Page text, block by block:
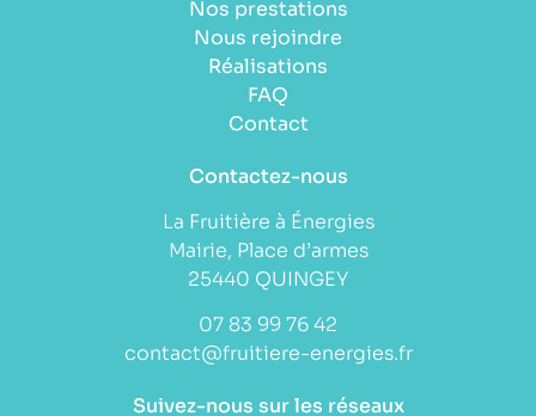
Nos prestations
Nous rejoindre
Réalisations
FAQ
Contact
Contactez-nous
La Fruitière à Énergies
Mairie, Place d’armes
25440 QUINGEY
07 83 99 76 42
contact@fruitiere-energies.fr
Suivez-nous sur les réseaux